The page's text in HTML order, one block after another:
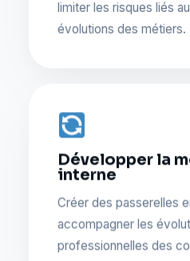
limiter les risques liés
évolutions des métiers.
Développer la
interne
Créer des passerelles
accompagner les
professionnelles des